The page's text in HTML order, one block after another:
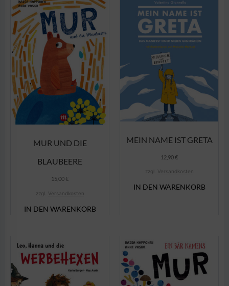
MUR UND DIE
BLAUBEERE
15,00€
zzgl. Versandkosten
IN DEN WARENKORB
MEIN NAME IST GRETA
12,90€
zzgl. Versandkosten
IN DEN WARENKORB